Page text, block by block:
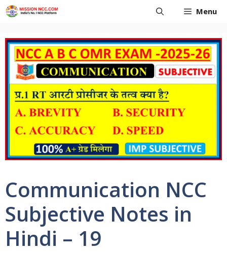
Skip
to
Menu
Communication NCC
Subjective Notes in
Hindi – 19